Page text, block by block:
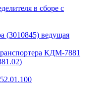
в сборе с
(3010845) ведущая
КДМ-7881